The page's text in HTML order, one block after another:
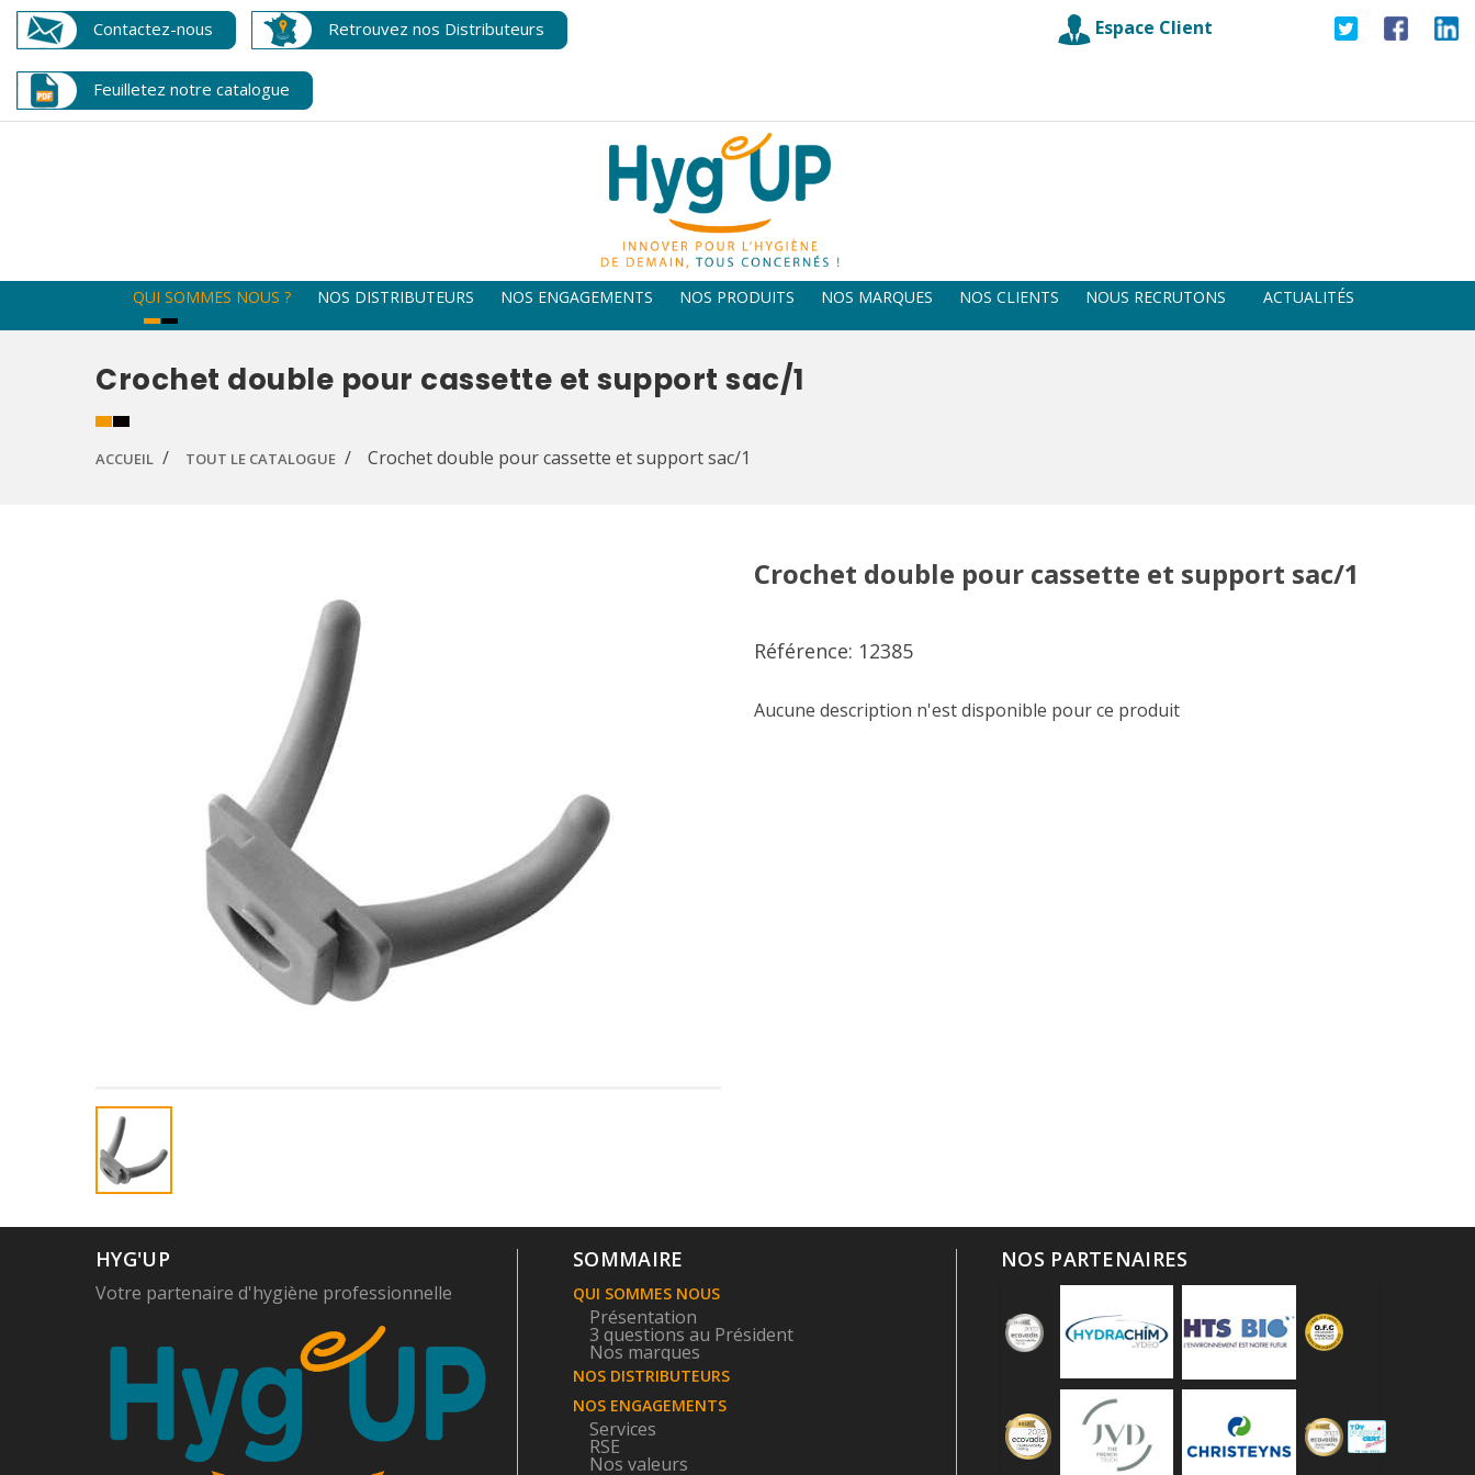
Contactez-nous Retrouvez nos Distributeurs
Feuilletez notre catalogue
Espace Client
QUI SOMMES NOUS ? NOS DISTRIBUTEURS NOS ENGAGEMENTS NOS PRODUITS NOS MARQUES NOS CLIENTS NOUS RECRUTONS ACTUALITÉS
Crochet double pour cassette et support sac/1
ACCUEIL TOUT LE CATALOGUE Crochet double pour cassette et support sac/1
Crochet double pour cassette et support sac/1
Référence: 12385
Aucune description n'est disponible pour ce produit
HYG'UP
Votre partenaire d'hygiène professionnelle
SOMMAIRE
QUI SOMMES NOUS
Présentation
3 questions au Président
Nos marques
NOS DISTRIBUTEURS
NOS ENGAGEMENTS
Services
RSE
Nos valeurs
NOS PARTENAIRES